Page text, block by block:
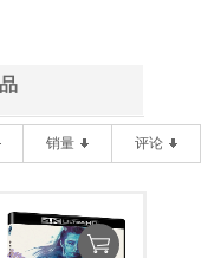
销量 评论